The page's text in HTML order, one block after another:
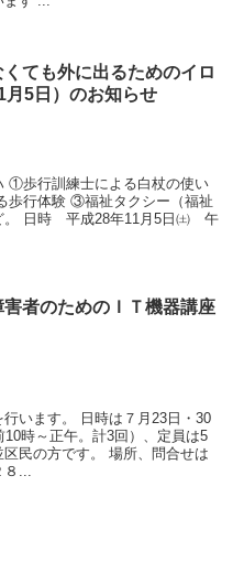
くても外に出るためのイロ
月5日）のお知らせ
①歩行訓練士による白杖の使い
歩行体験 ③福祉タクシー（福祉
日時 平成28年11月5日㈯ 午
害者のためのＩＴ機器講座
います。 日時は７月23日・30
時～正午。計3回）、定員は5
民の方です。 場所、問合せは
８...